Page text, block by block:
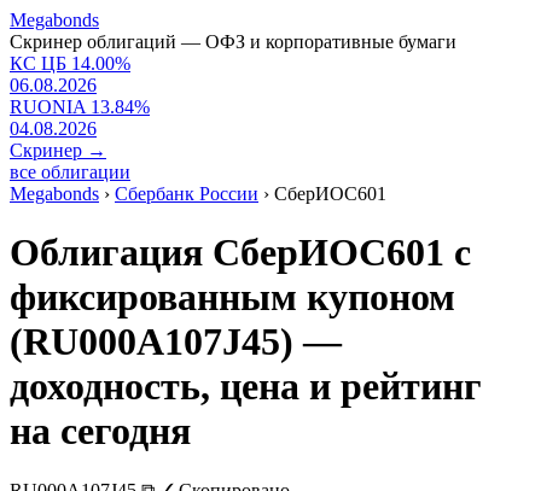
Megabonds
Скринер облигаций — ОФЗ и корпоративные бумаги
КС ЦБ 14.00%
06.08.2026
RUONIA 13.84%
04.08.2026
Скринер →
все облигации
Megabonds › Сбербанк России › СберИОС601
Облигация СберИОС601 с
фиксированным купоном
(RU000A107J45) —
доходность, цена и рейтинг
на сегодня